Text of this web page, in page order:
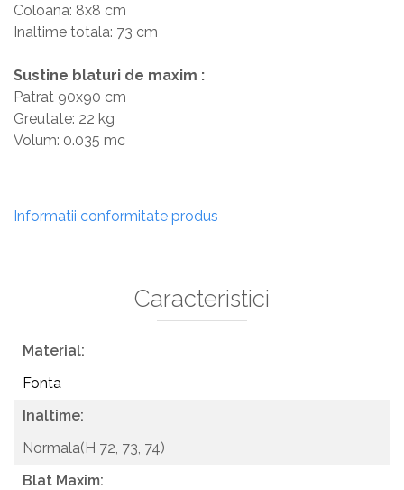
Coloana: 8x8 cm
Inaltime totala: 73 cm
Sustine blaturi de maxim :
Patrat 90x90 cm
Greutate: 22 kg
Volum: 0.035 mc
Informatii conformitate produs
Caracteristici
Material:
Fonta
Inaltime:
Normala(H 72, 73, 74)
Blat Maxim: